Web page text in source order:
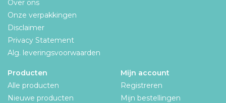
Over ons
Onze verpakkingen
Disclaimer
Privacy Statement
Alg. leveringsvoorwaarden
Producten
Alle producten
Nieuwe producten
Mijn account
Registreren
Mijn bestellingen